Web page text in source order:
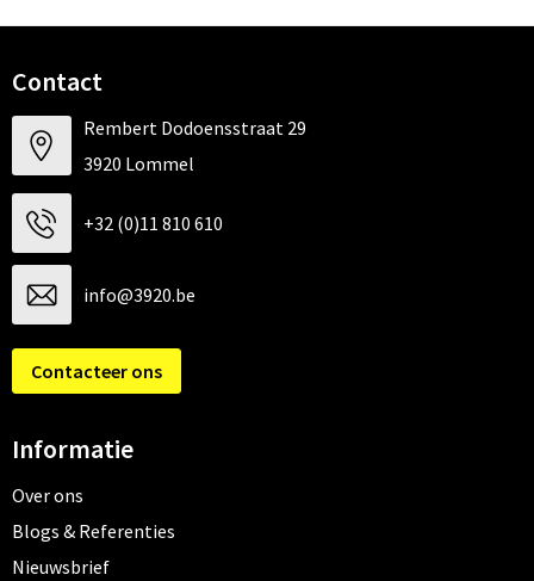
Contact
Rembert Dodoensstraat 29
3920 Lommel
+32 (0)11 810 610
info@3920.be
Contacteer ons
Informatie
Over ons
Blogs & Referenties
Nieuwsbrief